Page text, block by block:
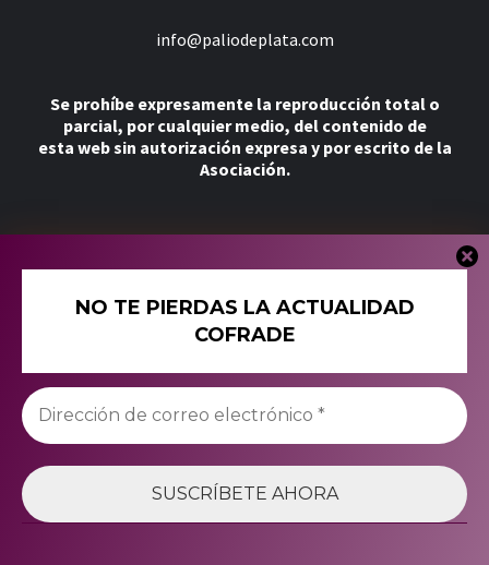
NO TE PIERDAS LA ACTUALIDAD
COFRADE
info@paliodeplata.com
Se prohíbe expresamente la reproducción total o
parcial, por cualquier medio, del contenido de
esta web sin autorización expresa y por escrito de la
Asociación.
Tienda
Política de Cookies
TwitterInstagramFacebook
YouTube